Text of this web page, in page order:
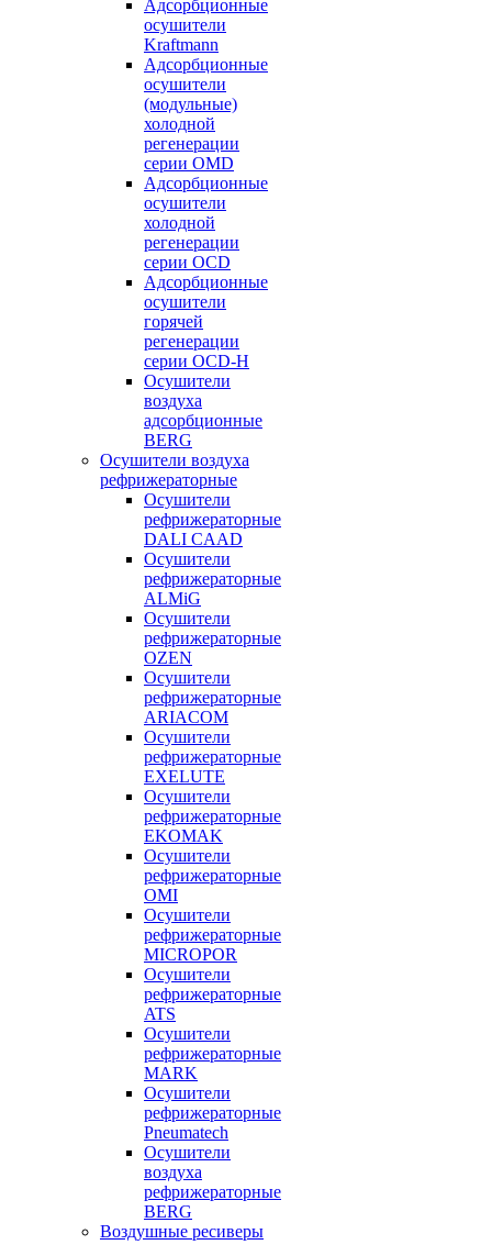
Адсорбционные
осушители
Kraftmann
Адсорбционные
осушители
(модульные)
холодной
регенерации
серии OMD
Адсорбционные
осушители
холодной
регенерации
серии OCD
Адсорбционные
осушители
горячей
регенерации
серии OСD-H
Осушители
воздуха
адсорбционные
BERG
Осушители воздуха
рефрижераторные
Осушители
рефрижераторные
DALI CAAD
Осушители
рефрижераторные
ALMiG
Осушители
рефрижераторные
OZEN
Осушители
рефрижераторные
ARIACOM
Осушители
рефрижераторные
EXELUTE
Осушители
рефрижераторные
EKOMAK
Осушители
рефрижераторные
OMI
Осушители
рефрижераторные
MICROPOR
Осушители
рефрижераторные
ATS
Осушители
рефрижераторные
MARK
Осушители
рефрижераторные
Pneumatech
Осушители
воздуха
рефрижераторные
BERG
Воздушные ресиверы